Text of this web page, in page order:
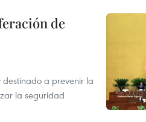
de
a prevenir la
la seguridad